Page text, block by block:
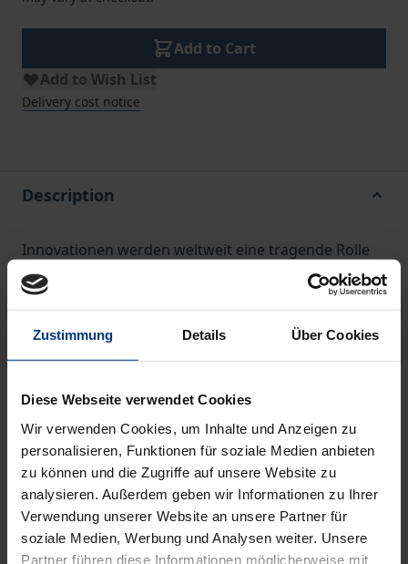
Zustimmung Details Über Cookies
Diese Webseite verwendet Cookies
Wir verwenden Cookies, um Inhalte und Anzeigen zu
personalisieren, Funktionen für soziale Medien anbieten
zu können und die Zugriffe auf unsere Website zu
analysieren. Außerdem geben wir Informationen zu Ihrer
Verwendung unserer Website an unsere Partner für
soziale Medien, Werbung und Analysen weiter. Unsere
Partner führen diese Informationen möglicherweise mit
Add to Cart
Add to Wish List
Delivery cost notice
Description
Innovationen werden weltweit eine tragende Rolle
für Prosperität und Wirtschaftswachstum
zugesprochen. Dementsprechend ist die Sicherung
der Innovationsfähigkeit auch ein großes Thema der
Strahlkraft erreichen, sie entstehen aber im
regionalen Kontext. Vor diesem Hintergrund geht
dieses Buch der Frage nach, inwiefern die
humankapitaltheoretische Zusammensetzung der
lokal ansässigen Bevölkerung die Innovativität
regionaler Wirtschaftsräume beeinflusst.
In diesem Zusammenhang werden das regionale